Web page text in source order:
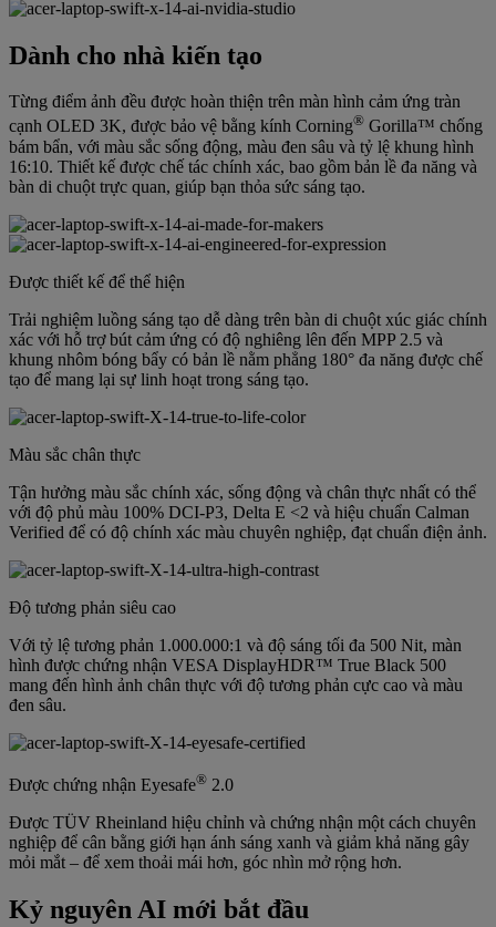
Dành cho nhà kiến tạo
Từng điểm ảnh đều được hoàn thiện trên màn hình cảm ứng tràn
cạnh OLED 3K, được bảo vệ bằng kính Corning® Gorilla™ chống
bám bẩn, với màu sắc sống động, màu đen sâu và tỷ lệ khung hình
16:10. Thiết kế được chế tác chính xác, bao gồm bản lề đa năng và
bàn di chuột trực quan, giúp bạn thỏa sức sáng tạo.
Được thiết kế để thể hiện
Trải nghiệm luồng sáng tạo dễ dàng trên bàn di chuột xúc giác chính
xác với hỗ trợ bút cảm ứng có độ nghiêng lên đến MPP 2.5 và
khung nhôm bóng bẩy có bản lề nằm phẳng 180° đa năng được chế
tạo để mang lại sự linh hoạt trong sáng tạo.
Màu sắc chân thực
Tận hưởng màu sắc chính xác, sống động và chân thực nhất có thể
với độ phủ màu 100% DCI-P3, Delta E <2 và hiệu chuẩn Calman
Verified để có độ chính xác màu chuyên nghiệp, đạt chuẩn điện ảnh.
Độ tương phản siêu cao
Với tỷ lệ tương phản 1.000.000:1 và độ sáng tối đa 500 Nit, màn
hình được chứng nhận VESA DisplayHDR™ True Black 500
mang đến hình ảnh chân thực với độ tương phản cực cao và màu
đen sâu.
Được chứng nhận Eyesafe® 2.0
Được TÜV Rheinland hiệu chỉnh và chứng nhận một cách chuyên
nghiệp để cân bằng giới hạn ánh sáng xanh và giảm khả năng gây
mỏi mắt – để xem thoải mái hơn, góc nhìn mở rộng hơn.
Kỷ nguyên AI mới bắt đầu